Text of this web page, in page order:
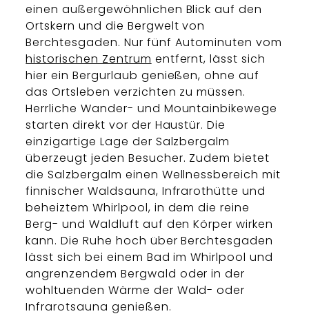
einen außergewöhnlichen Blick auf den
Ortskern und die Bergwelt von
Berchtesgaden. Nur fünf Autominuten vom
historischen Zentrum entfernt, lässt sich
hier ein Bergurlaub genießen, ohne auf
das Ortsleben verzichten zu müssen.
Herrliche Wander- und Mountainbikewege
starten direkt vor der Haustür. Die
einzigartige Lage der Salzbergalm
überzeugt jeden Besucher. Zudem bietet
die Salzbergalm einen Wellnessbereich mit
finnischer Waldsauna, Infrarothütte und
beheiztem Whirlpool, in dem die reine
Berg- und Waldluft auf den Körper wirken
kann. Die Ruhe hoch über Berchtesgaden
lässt sich bei einem Bad im Whirlpool und
angrenzendem Bergwald oder in der
wohltuenden Wärme der Wald- oder
Infrarotsauna genießen.